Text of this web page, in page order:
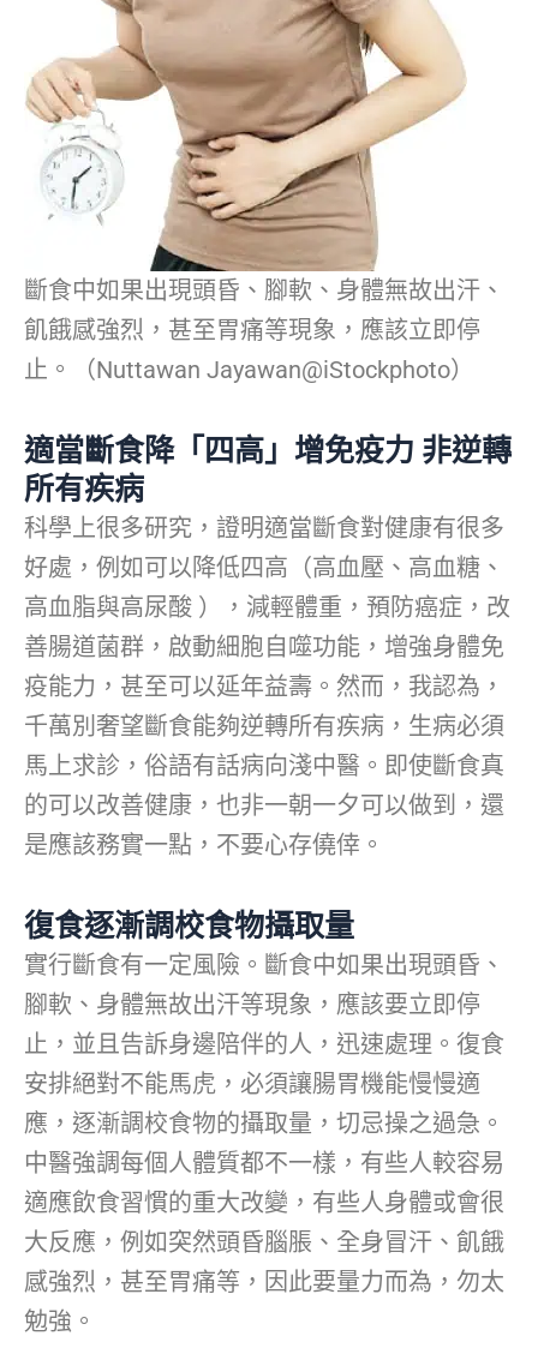
斷食中如果出現頭昏、腳軟、身體無故出汗、
飢餓感強烈，甚至胃痛等現象，應該立即停
止。（Nuttawan Jayawan@iStockphoto）
適當斷食降「四高」增免疫力 非逆轉
所有疾病
科學上很多研究，證明適當斷食對健康有很多
好處，例如可以降低四高（高血壓、高血糖、
高血脂與高尿酸 ），減輕體重，預防癌症，改
善腸道菌群，啟動細胞自噬功能，增強身體免
疫能力，甚至可以延年益壽。然而，我認為，
千萬別奢望斷食能夠逆轉所有疾病，生病必須
馬上求診，俗語有話病向淺中醫。即使斷食真
的可以改善健康，也非一朝一夕可以做到，還
是應該務實一點，不要心存僥倖。
復食逐漸調校食物攝取量
實行斷食有一定風險。斷食中如果出現頭昏、
腳軟、身體無故出汗等現象，應該要立即停
止，並且告訴身邊陪伴的人，迅速處理。復食
安排絕對不能馬虎，必須讓腸胃機能慢慢適
應，逐漸調校食物的攝取量，切忌操之過急。
中醫強調每個人體質都不一樣，有些人較容易
適應飲食習慣的重大改變，有些人身體或會很
大反應，例如突然頭昏腦脹、全身冒汗、飢餓
感強烈，甚至胃痛等，因此要量力而為，勿太
勉強。